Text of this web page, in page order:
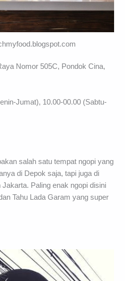
Nomor 505C, Pondok Cina,
Jumat), 10.00-00.00 (Sabtu-
salah satu tempat ngopi yang
di Depok saja, tapi juga di
Paling enak ngopi disini
Tahu Lada Garam yang super